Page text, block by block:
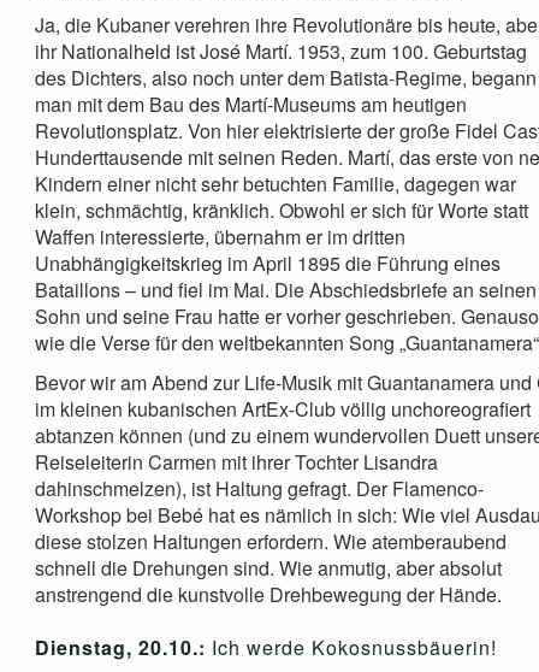
Ja, die Kubaner verehren ihre Revolutionäre bis heute,
ihr Nationalheld ist José Martí. 1953, zum 100. Geburtstag
des Dichters, also noch unter dem Batista-Regime, begann
man mit dem Bau des Martí-Museums am heutigen
Revolutionsplatz. Von hier elektrisierte der große Fidel
Hunderttausende mit seinen Reden. Martí, das erste von
Kindern einer nicht sehr betuchten Familie, dagegen war
klein, schmächtig, kränklich. Obwohl er sich für Worte statt
Waffen interessierte, übernahm er im dritten
Unabhängigkeitskrieg im April 1895 die Führung eines
Bataillons – und fiel im Mai. Die Abschiedsbriefe an seinen
Sohn und seine Frau hatte er vorher geschrieben. Genauso
wie die Verse für den weltbekannten Song
Bevor wir am Abend zur Life-Musik mit Guantanamera und
im kleinen kubanischen ArtEx-Club völlig unchoreografiert
abtanzen können (und zu einem wundervollen Duett
Reiseleiterin Carmen mit ihrer Tochter Lisandra
dahinschmelzen), ist Haltung gefragt. Der Flamenco-
Workshop bei Bebé hat es nämlich in sich: Wie viel
diese stolzen Haltungen erfordern. Wie atemberaubend
schnell die Drehungen sind. Wie anmutig, aber absolut
anstrengend die kunstvolle Drehbewegung der Hände.
Dienstag, 20.10.: Ich werde Kokosnussbäuerin!